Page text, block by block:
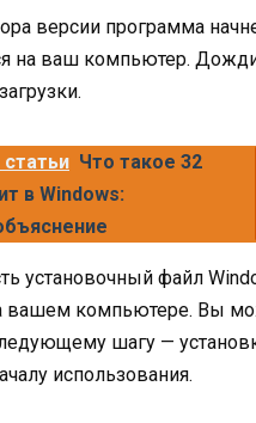
версии программа
на ваш компьютер.
Что такое 32
в Windows:
установочный файл
вашем компьютере. Вы
шагу —
использования.